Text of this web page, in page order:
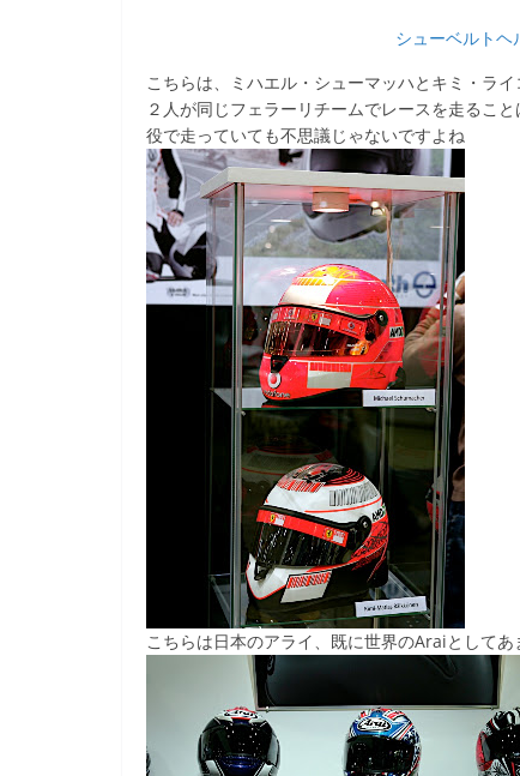
シューベルトヘ
こちらは、ミハエル・シューマッハとキミ・ライ
２人が同じフェラーリチームでレースを走るこ
役で走っていても不思議じゃないですよね
こちらは日本のアライ、既に世界のAraiとしてあ